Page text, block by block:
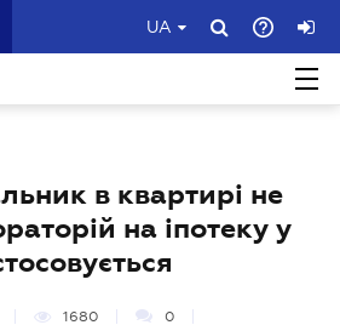
UA
в квартирі не
на іпотеку у
1680 0